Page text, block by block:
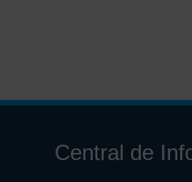
Central de